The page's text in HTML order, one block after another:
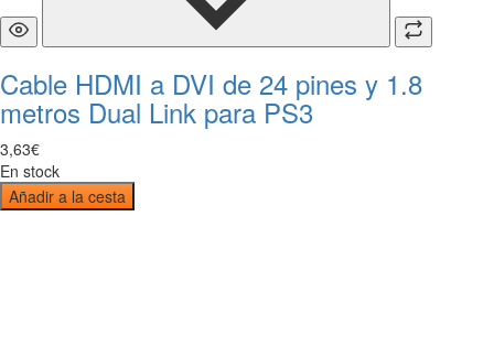
Cable HDMI a DVI de 24 pines y 1.8
metros Dual Link para PS3
3,63€
En stock
Añadir a la cesta